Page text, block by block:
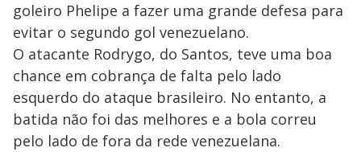
goleiro Phelipe a fazer uma grande defesa para
evitar o segundo gol venezuelano.
O atacante Rodrygo, do Santos, teve uma boa
chance em cobrança de falta pelo lado
esquerdo do ataque brasileiro. No entanto, a
batida não foi das melhores e a bola correu
pelo lado de fora da rede venezuelana.